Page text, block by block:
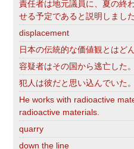
責任者は地元議員に、夏の終
せる予定であると説明しました
displacement
日本の伝統的な価値観とはど
容疑者はその国から逃亡した。
犯人は彼だと思い込んでいた。
He works with radioactive
radioactive materials.
quarry
down the line